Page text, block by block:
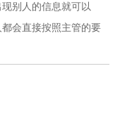
别人的信息就可以
会直接按照主管的要
稍微懂一点seo的人都